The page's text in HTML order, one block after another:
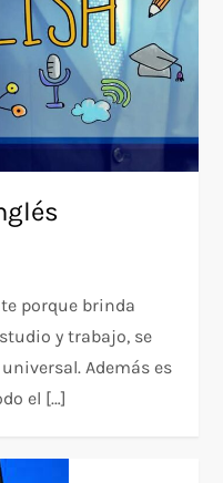
porque brinda
y trabajo, se
Además es
el […]